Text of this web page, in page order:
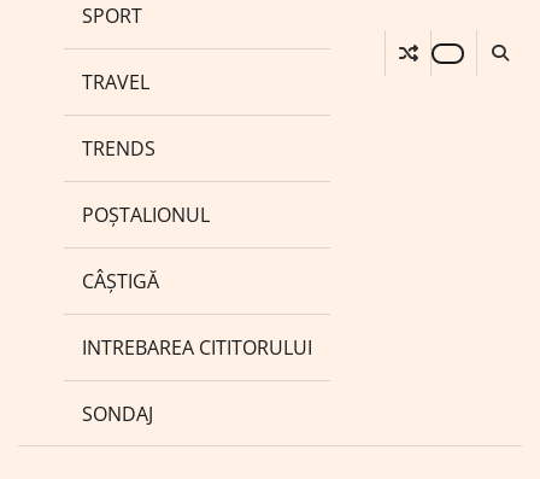
SPORT
TRAVEL
TRENDS
POȘTALIONUL
CÂȘTIGĂ
INTREBAREA CITITORULUI
SONDAJ